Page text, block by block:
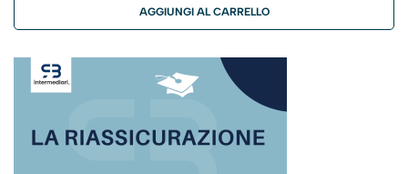
AGGIUNGI AL CARRELLO